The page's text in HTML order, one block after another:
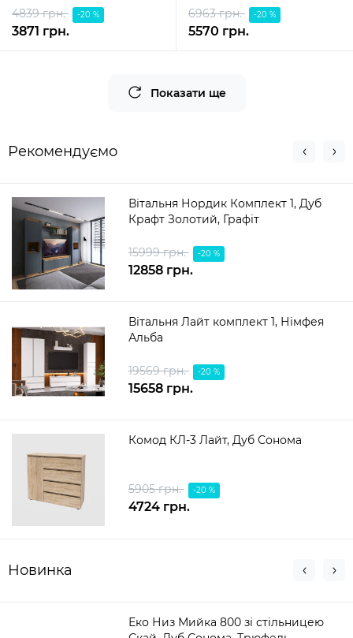
4839 грн. -20 %
3871 грн.
6963 грн. -20 %
5570 грн.
Показати ще
Рекомендуємо
Вітальня Нордик Комплект 1, Дуб
Крафт Золотий, Графіт
15999 грн. -20 %
12858 грн.
Вітальня Лайт комплект 1, Німфея
Альба
19569 грн. -20 %
15658 грн.
Комод КЛ-3 Лайт, Дуб Сонома
5905 грн. -20 %
4724 грн.
Новинка
Еко Низ Мийка 800 зі стільницею